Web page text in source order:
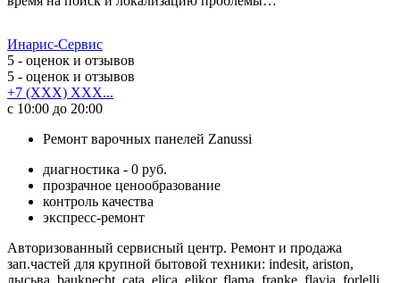
Инарис-Сервис
5 - оценок и отзывов
5 - оценок и отзывов
+7 (XXX) XXX...
с 10:00 до 20:00
Ремонт варочных панелей Zanussi
диагностика - 0 руб.
прозрачное ценообразование
контроль качества
экспресс-ремонт
Авторизованный сервисный центр. Ремонт и продажа
зап.частей для крупной бытовой техники: indesit, ariston,
лысьва, bauknecht, cata, elica, elikor, flama, franke, flavia, forlelli,